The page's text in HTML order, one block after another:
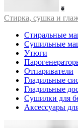
Стирка, сушка и
Стиральные
Сушильные
Утюги
Отпариватели
Гладильные
Гладильные
Сушилки для
Аксессуары